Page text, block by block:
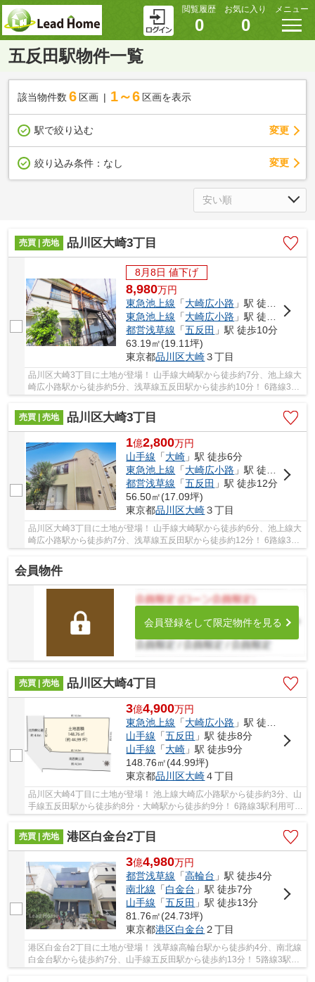
閲覧履歴
0
お気に入り
0
メニュー
五反田駅物件一覧
該当物件数 6 区画 1～6 区画を表示
駅で絞り込む 変更
絞り込み条件： なし 変更
売買 | 売地 品川区大崎3丁目
8月8日 値下げ
8,980万円
東急池上線 「大崎広小路 」駅 徒歩5分
東急池上線 「大崎広小路 」駅 徒歩5分
都営浅草線 「五反田 」駅 徒歩10分
63.19㎡(19.11坪)
東京都品川区大崎３丁目
品川区大崎3丁目に土地が登場！ 山手線大崎駅から徒歩約7分、池上線大
崎広小路駅から徒歩約5分、浅草線五反田駅から徒歩約10分！ 6路線3駅
売買 | 売地
品川区大崎3丁目
1億2,800万円
山手線 「大崎 」駅 徒歩6分
東急池上線 「大崎広小路 」駅 徒歩7分
都営浅草線 「五反田 」駅 徒歩12分
56.50㎡(17.09坪)
東京都品川区大崎３丁目
品川区大崎3丁目に土地が登場！ 山手線大崎駅から徒歩約6分、池上線大
崎広小路駅から徒歩約7分、浅草線五反田駅から徒歩約12分！ 6路線3駅
会員物件
会員登録をして限定物件を見る
売買 | 売地 品川区大崎4丁目
3億4,900万円
東急池上線 「大崎広小路 」駅 徒歩3分
山手線 「五反田 」駅 徒歩8分
山手線 「大崎 」駅 徒歩9分
148.76㎡(44.99坪)
東京都品川区大崎４丁目
品川区大崎4丁目に土地が登場！ 池上線大崎広小路駅から徒歩約3分、山
手線五反田駅から徒歩約8分・大崎駅から徒歩約9分！ 6路線3駅利用可能
な大変便利な立地に位置した物件です。 駅徒...
売買 | 売地
港区白金台2丁目
3億4,980万円
都営浅草線 「高輪台 」駅 徒歩4分
南北線 「白金台 」駅 徒歩7分
山手線 「五反田 」駅 徒歩13分
81.76㎡(24.73坪)
東京都港区白金台 ２丁目
港区白金台2丁目に土地が登場！ 浅草線高輪台駅から徒歩約4分、南北線
白金台駅から徒歩約7分、山手線五反田駅から徒歩約13分！ 5路線3駅利
用可能な大変便利な立地に位置した物件です。...